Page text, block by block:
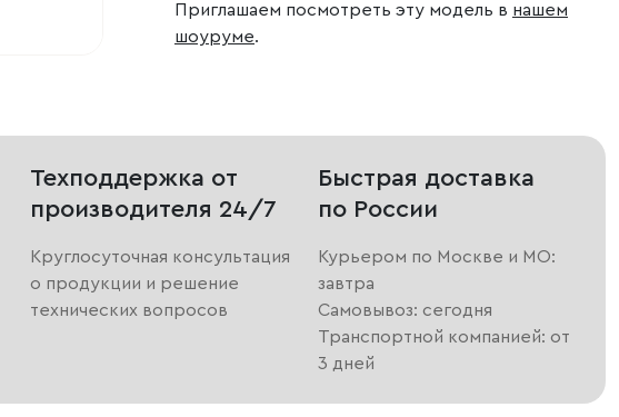
Приглашаем посмотреть эту модель в нашем
шоуруме.
Техподдержка от
производителя 24/7
Круглосуточная консультация
о продукции и решение
технических вопросов
Быстрая доставка
по России
Курьером по Москве и МО:
завтра
Самовывоз: сегодня
Транспортной компанией: от
3 дней